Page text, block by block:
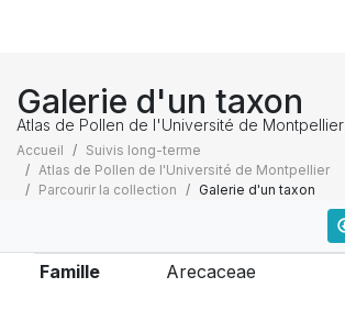
Galerie d'un taxon
Atlas de Pollen de l'Université de Montpellier
Accueil
Suivis long-terme
Atlas de Pollen de l'Université de Montpellier
Parcourir la collection
Galerie d'un taxon
Famille Arecaceae